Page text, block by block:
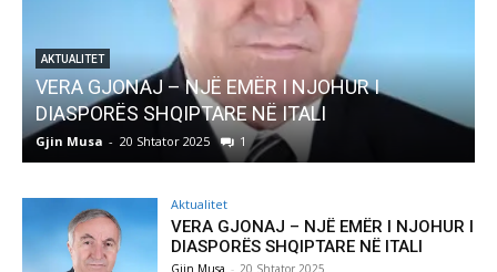
GJONAJ – NJË EMËR I NJOHUR I
SHQIPTARE NË ITALI
- 20 Shtator 2025 1
Pregaditi
Aktualitet
VERA GJONAJ – NJË EMËR I NJOHUR I
DIASPORËS SHQIPTARE NË ITALI
Gjin Musa - 20 Shtator 2025